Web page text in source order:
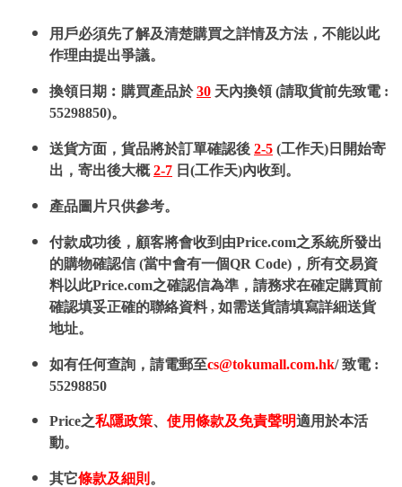
用戶必須先了解及清楚購買之詳情及方法，不能以此
作理由提出爭議。
換領日期︰購買產品於30 天內換領 (請取貨前先致電 :
55298850)。
送貨方面，貨品將於訂單確認後 2-5 (工作天)日開始寄
出，寄出後大概2-7 日(工作天)內收到。
產品圖片只供參考。
付款成功後，顧客將會收到由Price.com之系統所發出
的購物確認信 (當中會有一個QR Code)，所有交易資
料以此Price.com之確認信為準，請務求在確定購買前
確認填妥正確的聯絡資料 , 如需送貨請填寫詳細送貨
地址。
如有任何查詢，請電郵至cs@tokumall.com.hk/ 致電 :
55298850
Price之私隱政策、 使用條款及免責聲明適用於本活
動。
其它條款及細則 。